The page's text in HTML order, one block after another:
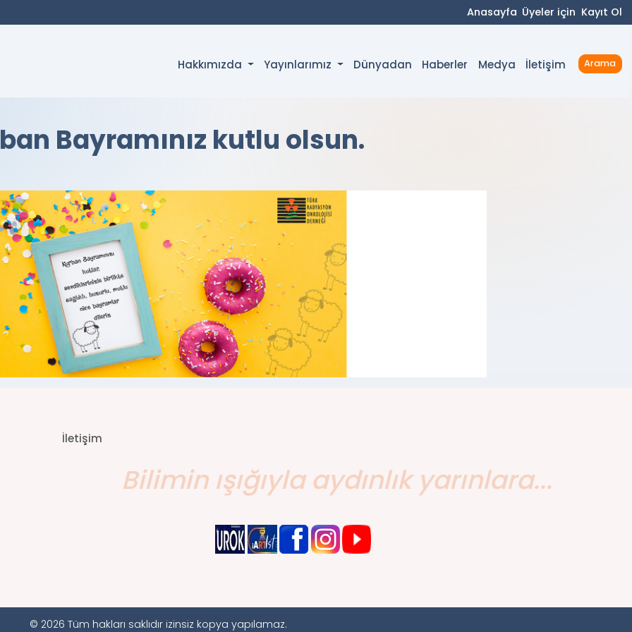
Anasayfa Üyeler için Kayıt Ol
Hakkımızda Yayınlarımız Dünyadan Haberler Medya İletişim Arama
Bayramınız kutlu olsun.
İletişim
Bilimin ışığıyla aydınlık yarınlara...
© 2026 Tüm hakları saklıdır izinsiz kopya yapılamaz.